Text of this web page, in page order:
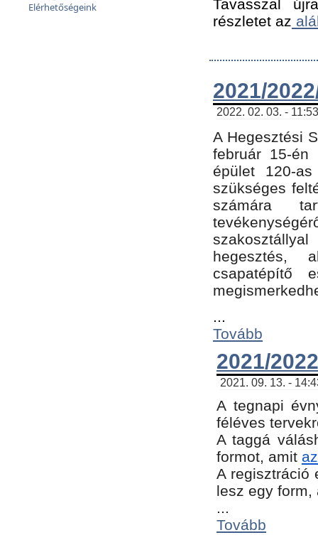
Elérhetőségeink
Tavasszal
részletet az
2021/
2022. 02. 03. -
A Hegesztési
február 15-
épület 120-
szükséges
számára
hegesztés,
csapatépítő
...
Tovább
2021/
2021. 09. 13. -
A tegnapi
féléves
A taggá
formot, amit
A regisztráció
lesz egy
...
Tovább